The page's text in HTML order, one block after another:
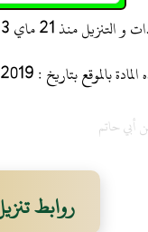
العدد لمجموع المواد المتعلقة بموضوع المادة
بتاريخ : 07/12/2019
أبي حاتم
روابط